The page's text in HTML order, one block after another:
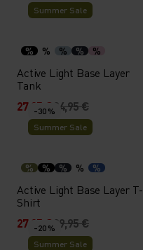
Summer Sale
% % % % %
Active Light Base Layer
Tank
27,95 €34,95 €
-30 %
Summer Sale
% % % % %
Active Light Base Layer T-
Shirt
27,95 €39,95 €
-20 %
Summer Sale